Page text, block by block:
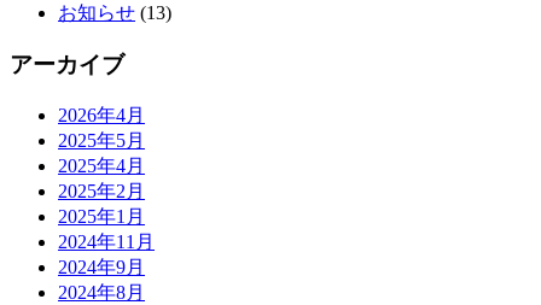
お知らせ (13)
アーカイブ
2026年4月
2025年5月
2025年4月
2025年2月
2025年1月
2024年11月
2024年9月
2024年8月